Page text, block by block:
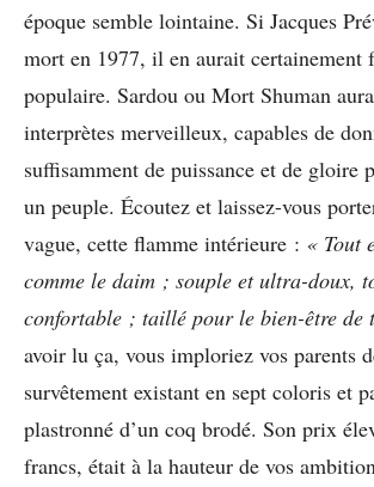
époque semble lointaine. Si Jacques
mort en 1977, il en aurait certainement
populaire. Sardou ou Mort Shuman
interprètes merveilleux, capables de
suffisamment de puissance et de gloire
un peuple. Écoutez et laissez-vous
vague, cette flamme intérieure : « Tout
comme le daim ; souple et ultra-doux,
confortable ; taillé pour le bien-être de
avoir lu ça, vous imploriez vos parents
survêtement existant en sept coloris et
plastronné d’un coq brodé. Son prix
francs, était à la hauteur de vos